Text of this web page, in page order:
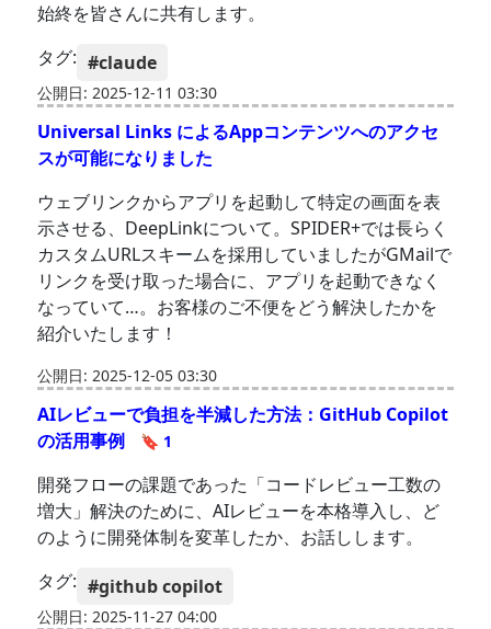
始終を皆さんに共有します。
タグ: #claude
公開日: 2025-12-11 03:30
Universal Links によるAppコンテンツへのアクセ
スが可能になりました
ウェブリンクからアプリを起動して特定の画面を表
示させる、DeepLinkについて。SPIDER+では長らく
カスタムURLスキームを採用していましたがGMailで
リンクを受け取った場合に、アプリを起動できなく
なっていて…。お客様のご不便をどう解決したかを
紹介いたします！
公開日: 2025-12-05 03:30
AIレビューで負担を半減した方法：GitHub Copilot
の活用事例
🔖 1
開発フローの課題であった「コードレビュー工数の
増大」解決のために、AIレビューを本格導入し、ど
のように開発体制を変革したか、お話しします。
タグ: #github copilot
公開日: 2025-11-27 04:00